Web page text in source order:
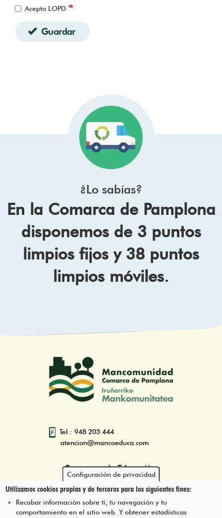
Acepto LOPD
Guardar
¿Lo sabías?
En la Comarca de Pamplona
disponemos de 3 puntos
limpios fijos y 38 puntos
limpios móviles.
Tel.: 948 203 444
atencion@mancoeduca.com
Programa de Educación
Ambiental Escolar de la
Mancomunidad de la Comarca
de Pamplona
Configuración de privacidad
Utilizamos cookies propias y de terceros para los siguientes fines:
Recabar información sobre ti, tu navegación y tu
comportamiento en el sitio web. Y obtener estadísticas